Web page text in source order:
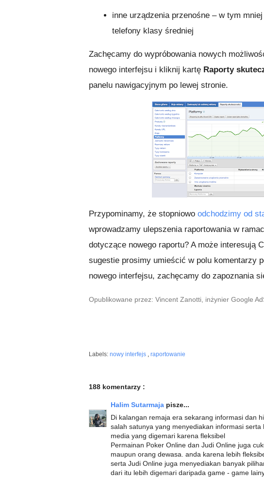
inne urządzenia przenośne – w tym
telefony klasy średniej
Zachęcamy do wypróbowania nowych
nowego interfejsu i kliknij kartę Raporty
panelu nawigacyjnym po lewej stronie.
Przypominamy, że stopniowo odchodzimy od
wprowadzamy ulepszenia raportowania w
dotyczące nowego raportu? A może interesują
sugestie prosimy umieścić w polu komentarzy
nowego interfejsu, zachęcamy do zapoznania
Opublikowane przez: Vincent Zanotti, inżynier Google
Labels: nowy interfejs raportowanie
188 komentarzy :
Halim Sutarmaja pisze...
Di kalangan remaja era sekarang informasi dan
salah satunya yang menyediakan informasi
media yang digemari karena fleksibel
Permainan Poker Online dan Judi Online juga
maupun orang dewasa. anda karena lebih
serta Judi Online juga menyediakan banyak
dari itu lebih digemari daripada game - game